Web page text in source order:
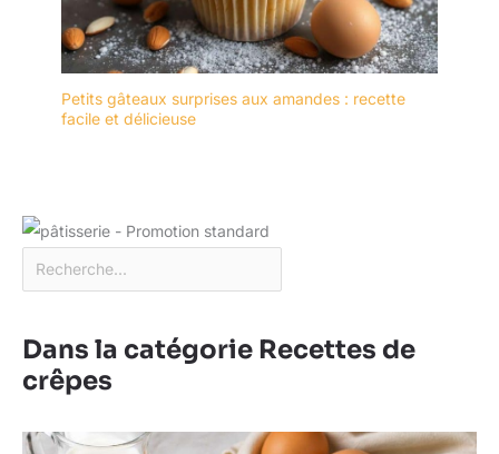
Petits gâteaux surprises aux amandes : recette
facile et délicieuse
Dans la catégorie Recettes de
crêpes